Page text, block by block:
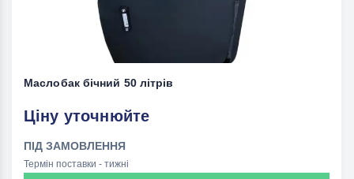
Маслобак бічний 50 літрів
Ціну уточнюйте
ПІД ЗАМОВЛЕННЯ
Термін поставки - тижні